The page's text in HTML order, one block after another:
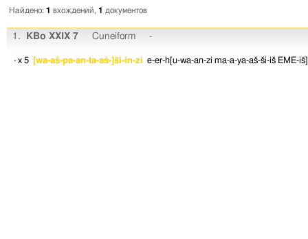
Найдено: 1 вхождений, 1 документов
1. KBo XXIX 7 Cuneiform -
· x 5 [wa-aš-pa-an-ta-aš-]ši-in-zi e-er-h[u-wa-an-zi ma-a-ya-aš-ši-iš EME-iš]